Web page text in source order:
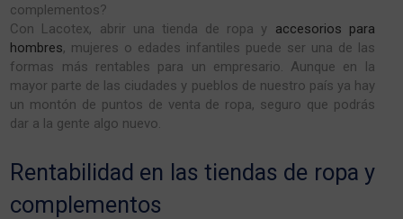
complementos?
Con Lacotex, abrir una tienda de ropa y accesorios para
hombres, mujeres o edades infantiles puede ser una de las
formas más rentables para un empresario. Aunque en la
mayor parte de las ciudades y pueblos de nuestro país ya hay
un montón de puntos de venta de ropa, seguro que podrás
dar a la gente algo nuevo.
Rentabilidad en las tiendas de ropa y
complementos